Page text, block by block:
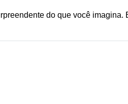
do que você